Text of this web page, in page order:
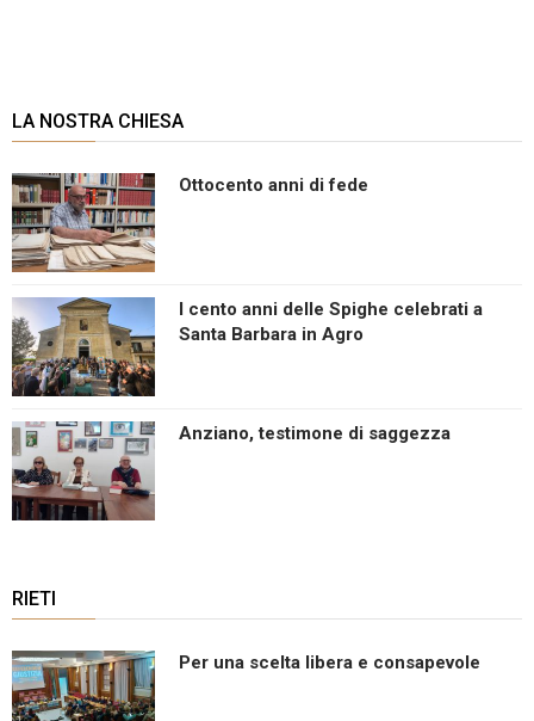
LA NOSTRA CHIESA
Ottocento anni di fede
I cento anni delle Spighe celebrati a
Santa Barbara in Agro
Anziano, testimone di saggezza
RIETI
Per una scelta libera e consapevole